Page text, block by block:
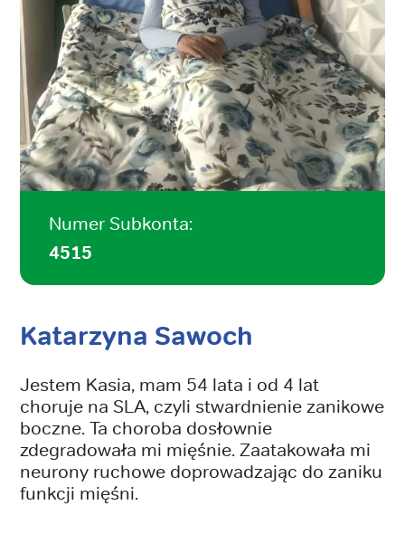
Numer Subkonta:
4515
Katarzyna Sawoch
Jestem Kasia, mam 54 lata i od 4 lat
choruje na SLA, czyli stwardnienie zanikowe
boczne. Ta choroba dosłownie
zdegradowała mi mięśnie. Zaatakowała mi
neurony ruchowe doprowadzając do zaniku
funkcji mięśni.